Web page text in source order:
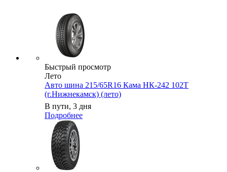
Быстрый просмотр
Лето
Авто шина 215/65R16 Кама НК-242 102T
(г.Нижнекамск) (лето)
В пути, 3 дня
Подробнее